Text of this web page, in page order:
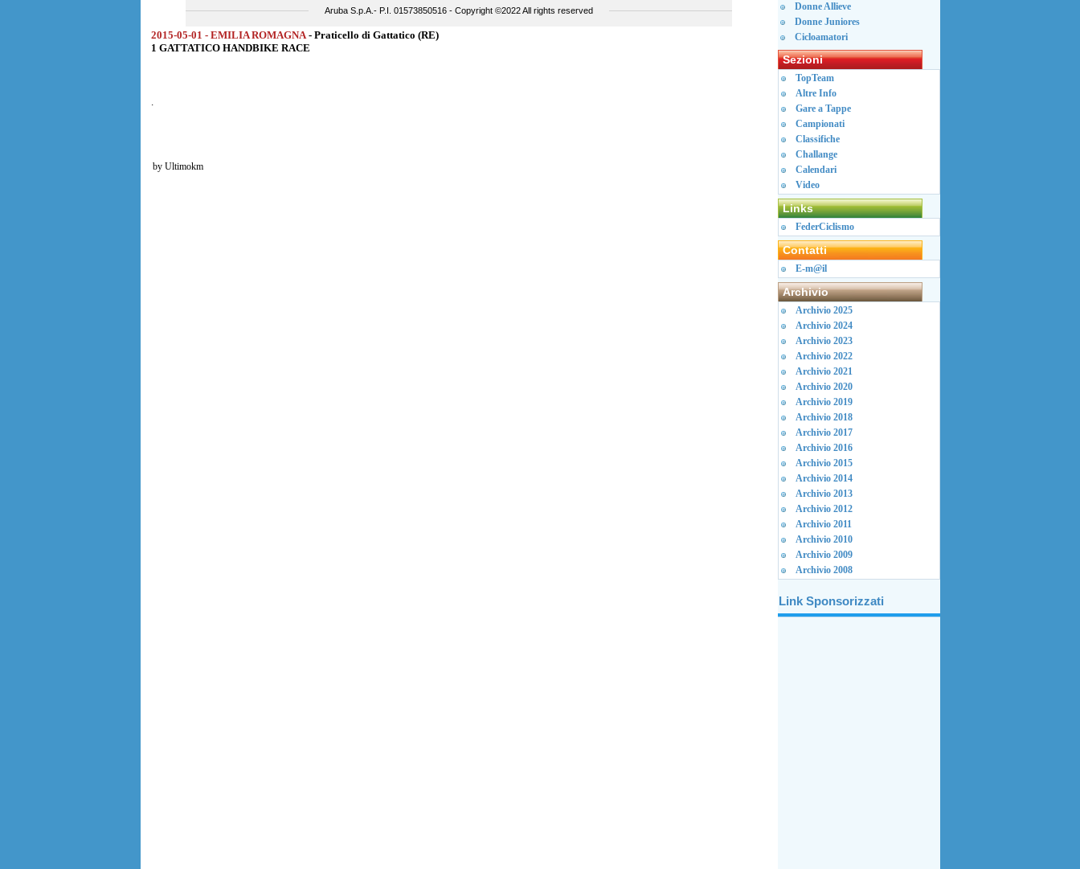
2015-05-01 - EMILIA ROMAGNA - Praticello di Gattatico (RE)
1 GATTATICO HANDBIKE RACE
.
by Ultimokm
Donne Allieve
Donne Juniores
Cicloamatori
Sezioni
TopTeam
Altre Info
Gare a Tappe
Campionati
Classifiche
Challange
Calendari
Video
Links
FederCiclismo
Contatti
E-m@il
Archivio
Archivio 2025
Archivio 2024
Archivio 2023
Archivio 2022
Archivio 2021
Archivio 2020
Archivio 2019
Archivio 2018
Archivio 2017
Archivio 2016
Archivio 2015
Archivio 2014
Archivio 2013
Archivio 2012
Archivio 2011
Archivio 2010
Archivio 2009
Archivio 2008
Link Sponsorizzati